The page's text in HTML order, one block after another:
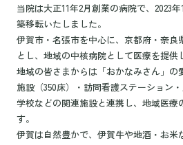
当院は大正11年2月創業の病院で、2023
築移転いたしました。
伊賀市・名張市を中心に、京都府・奈良
とし、地域の中核病院として医療を提供
地域の皆さまからは「おかなみさん」の
施設（350床）・訪問看護ステーション
学校などの関連施設と連携し、地域医療
す。
伊賀は自然豊かで、伊賀牛や地酒・お米